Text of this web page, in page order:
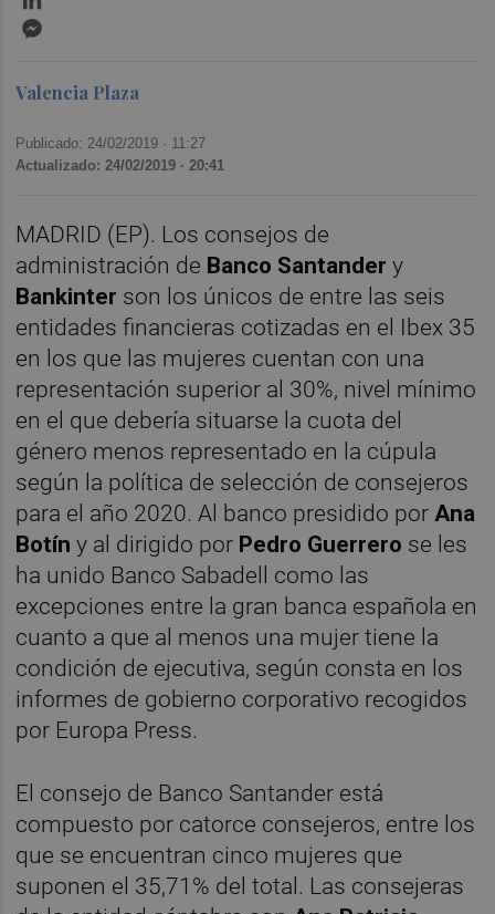
Valencia Plaza
Publicado: 24/02/2019 · 11:27
Actualizado: 24/02/2019 · 20:41
MADRID (EP). Los consejos de
administración de Banco Santander y
Bankinter son los únicos de entre las seis
entidades financieras cotizadas en el Ibex 35
en los que las mujeres cuentan con una
representación superior al 30%, nivel mínimo
en el que debería situarse la cuota del
género menos representado en la cúpula
según la política de selección de consejeros
para el año 2020. Al banco presidido por Ana
Botín y al dirigido por Pedro Guerrero se les
ha unido Banco Sabadell como las
excepciones entre la gran banca española en
cuanto a que al menos una mujer tiene la
condición de ejecutiva, según consta en los
informes de gobierno corporativo recogidos
por Europa Press.
El consejo de Banco Santander está
compuesto por catorce consejeros, entre los
que se encuentran cinco mujeres que
suponen el 35,71% del total. Las consejeras